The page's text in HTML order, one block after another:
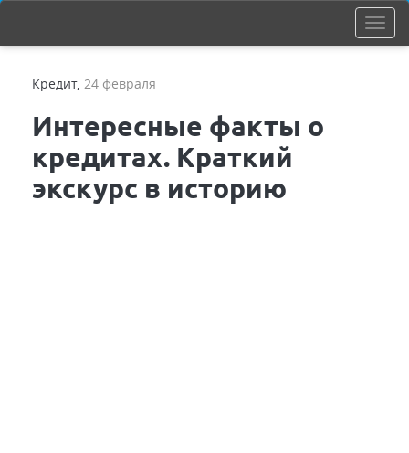
Кредит, 24 февраля
Интересные факты о
кредитах. Краткий
экскурс в историю